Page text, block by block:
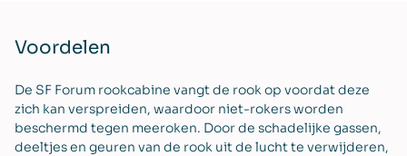
Voordelen
De SF Forum rookcabine vangt de rook op voordat deze
zich kan verspreiden, waardoor niet-rokers worden
beschermd tegen meeroken. Door de schadelijke gassen,
deeltjes en geuren van de rook uit de lucht te verwijderen,